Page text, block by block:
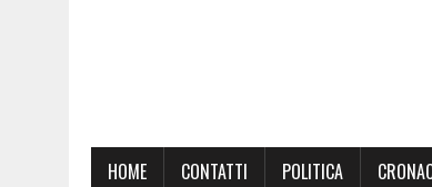
HOME CONTATTI POLITICA